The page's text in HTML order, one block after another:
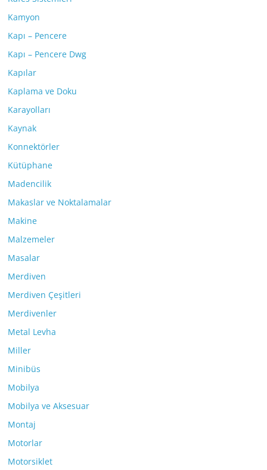
Kamyon
Kapı – Pencere
Kapı – Pencere Dwg
Kapılar
Kaplama ve Doku
Karayolları
Kaynak
Konnektörler
Kütüphane
Madencilik
Makaslar ve Noktalamalar
Makine
Malzemeler
Masalar
Merdiven
Merdiven Çeşitleri
Merdivenler
Metal Levha
Miller
Minibüs
Mobilya
Mobilya ve Aksesuar
Montaj
Motorlar
Motorsiklet